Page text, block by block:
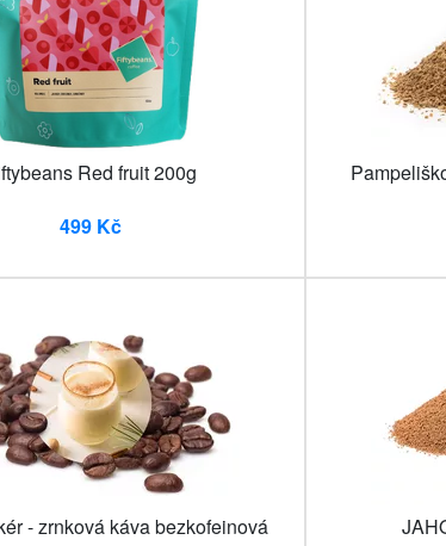
Red fruit 200g
499 Kč
- zrnková káva bezkofeinová